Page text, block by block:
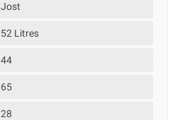
Jost
52 Litres
44
65
28